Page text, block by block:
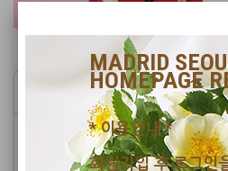
JINRO MAEHWASOO
Sweet Story about Plum
Rich with vitamins, plums improve blood
MADRID
HOMEPAGE
* 이용안내 *
회원가입 후 로그인